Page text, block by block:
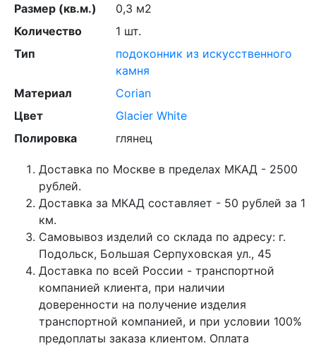
Размер (кв.м.)
0,3 м2
Количество
1 шт.
Тип
подоконник из искусственного
камня
Материал
Corian
Цвет
Glacier White
Полировка
глянец
Доставка по Москве в пределах МКАД - 2500
рублей.
Доставка за МКАД составляет - 50 рублей за 1
км.
Самовывоз изделий со склада по адресу: г.
Подольск, Большая Серпуховская ул., 45
Доставка по всей России - транспортной
компанией клиента, при наличии
доверенности на получение изделия
транспортной компанией, и при условии 100%
предоплаты заказа клиентом. Оплата